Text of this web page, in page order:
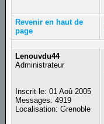
Revenir en haut de
page
Lenouvdu44
Administrateur
Inscrit le: 01 Aoû 2005
Messages: 4919
Localisation: Grenoble